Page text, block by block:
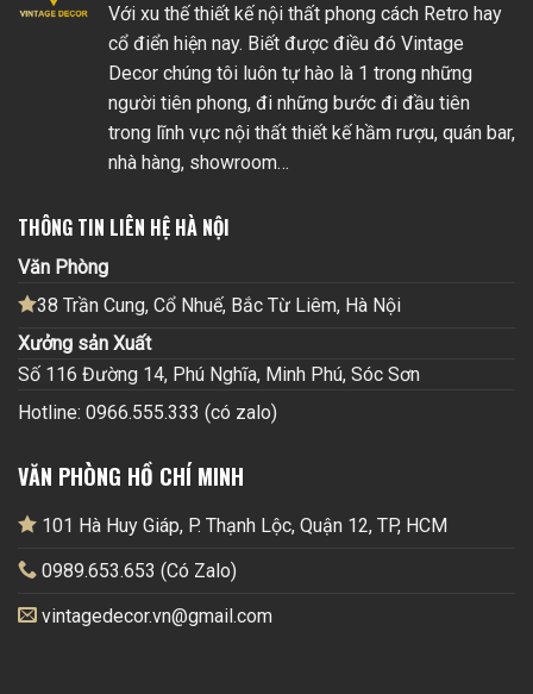
Với xu thế thiết kế nội thất phong cách Retro hay
cổ điển hiện nay. Biết được điều đó Vintage
Decor chúng tôi luôn tự hào là 1 trong những
người tiên phong, đi những bước đi đầu tiên
trong lĩnh vực nội thất thiết kế hầm rượu, quán bar,
nhà hàng, showroom…
THÔNG TIN LIÊN HỆ HÀ NỘI
Văn Phòng
38 Trần Cung, Cổ Nhuế, Bắc Từ Liêm, Hà Nội
Xưởng sản Xuất
Số 116 Đường 14, Phú Nghĩa, Minh Phú, Sóc Sơn
Hotline: 0966.555.333 (có zalo)
VĂN PHÒNG HỒ CHÍ MINH
101 Hà Huy Giáp, P. Thạnh Lộc, Quận 12, TP, HCM
0989.653.653 (Có Zalo)
vintagedecor.vn@gmail.com